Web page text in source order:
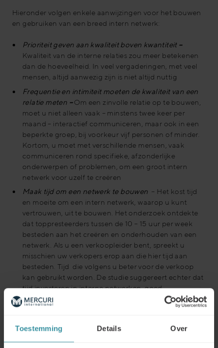
Toestemming Details Over
Hieronder volgen enkele aanwijzingen voor het bouwen
en gebruiken van een breed intern netwerk:
Prioriteit geven aan kwaliteit boven kwantiteit–
Kwaliteit van de interne relaties zou meer betekenen
dan de hoeveelheid. In veel vergaderingen, met veel
mensen, altijd aanwezig zijn is niet altijd nuttig
Frequentie en intimiteit moeten de kwaliteit van een
relatie meten – Om een zinvolle relatie op te bouwen,
moet u niet alleen vaak – minstens twee keer per
maand – interactief communiceren, maar ook in een
beperkte groep, bij voorkeur vijf personen of minder.
Kortom, u moet met verschillende mensen, vaak
communiceren rond specifieke, afzonderlijke
onderwerpen of problemen, om een groot intern
netwerk voor uzelf te creëren
Maak tijd om een netwerk te bouwen – Het kost tijd
en moeite om een intern netwerk, waarop u kunt
vertrouwen, uit te bouwen. Het onderzoek ontdekte
dat toppresteerders tussen de 10 – 15 uur per week
besteden aan het creëren en onderhouden van een
netwerk. Als u een verkoopleider bent, spreekt u
misschien uw verkopers erop aan die hier tijd aan
besteden. Tijd die volgens u beter voor de verkoop
kan gebruikt worden. De studie suggereert echter dat
tijd investeren in interne netwerken, goed
geïnvesteerde tijd is.
Uzelf meer onder de aandacht brengen bij senior
management hangt nauw samen met verkoopsucces.
Relaties op managementniveau zijn een essentieel